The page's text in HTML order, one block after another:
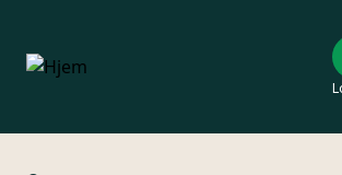
hovedindhold